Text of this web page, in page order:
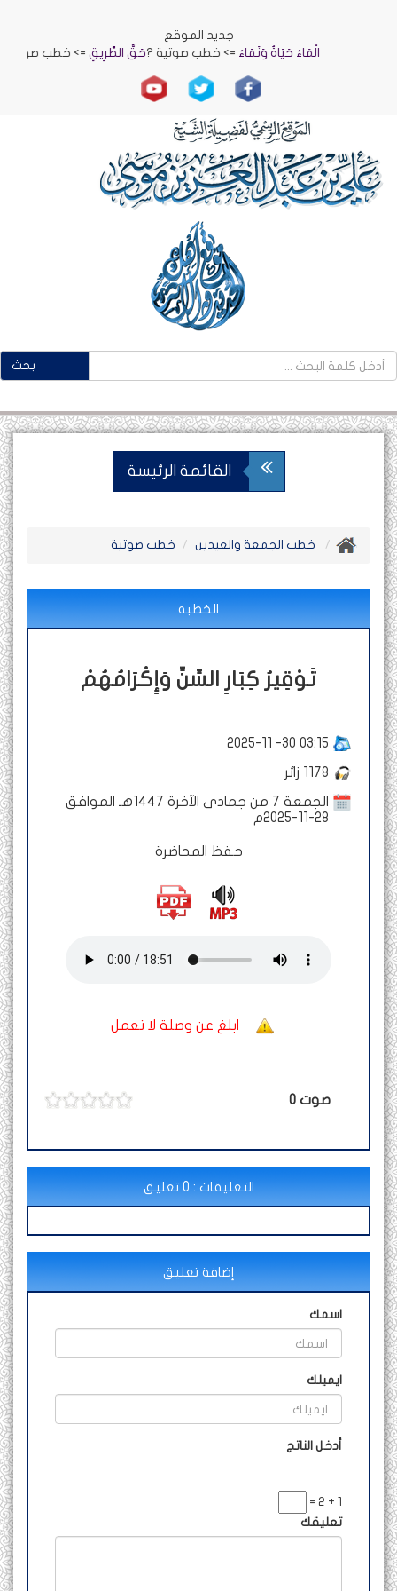
جديد الموقع
حَقُّ الطَّرِيقِ=> خطب صوتية ? الْمَاءُ حَيَاةٌ وَنَمَاءٌ=> خطب صوتية ?
بحث
القائمة الرئيسة
خطب الجمعة والعيدين خطب صوتية
الخطبه
تَوْقِيرُ كِبَارِ السِّنِّ وَإِكْرَامُهُمْ
2025-11 -30 03:15
1178 زائر
الجمعة 7 من جمادى الآخرة 1447هـ الموافق
28-11-2025م
حفظ المحاضرة
ابلغ عن وصلة لا تعمل
0 صوت
التعليقات : 0 تعليق
إضافة تعليق
اسمك
ايميلك
أدخل الناتج
1 + 2 =
تعليقك